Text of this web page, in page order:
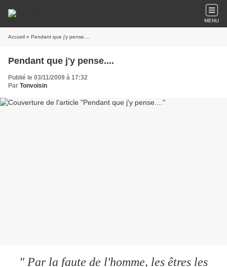
MENU
Accueil » Pendant que j'y pense....
Pendant que j'y pense....
Publié le 03/11/2009 à 17:32
Par Tonvoisin
" Par la faute de l'homme, les êtres les